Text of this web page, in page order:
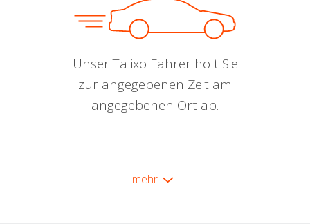
Unser Talixo Fahrer holt Sie
zur angegebenen Zeit am
angegebenen Ort ab.
mehr